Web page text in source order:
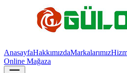
AnasayfaHakkımızdaMarkalarımız
Online Mağaza